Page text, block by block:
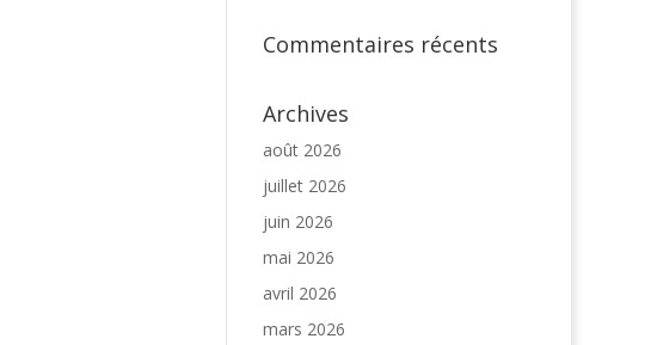
Commentaires récents
Archives
août 2026
juillet 2026
juin 2026
mai 2026
avril 2026
mars 2026